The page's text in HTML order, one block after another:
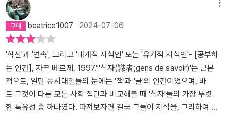
로 인정한 것이다. 그들의 수는 꾸준히 늘어났고, 사회적 영향력도 증
대했다. 하지만 그만큼 그들을 강하게 구속하는 교회와 정치에 맞서
야 했고, 그들 안으로 점점 더 깊이 편입되었다. 식자층의 ‘정치화’는
인상적이면서도, 그들의 한계를 드러내고 있다고 베르제는 말한다.
배움의 역사는 개혁의 역사다. 그런데 무엇을 위한 개혁인가? 책의 한
장에 “지식과 권력”이라는 제목을 붙인 베르제는 권력자들의 압력뿐
아니라 식자들의 욕심도 놓치지 않는다. 현대처럼 이상과 현실이, 이
데올로기와 이해득실이 뒤얽혀 있다. 중세의 중세인들도 그들 자신을
가리킬 때 “우리, 현대인들”이라고 말했다고 한다. 서유럽과 중세라
beatrice1007 2024-07-06
'혁신'과 '연속', 그리고 '매개적 지식인' 또는 '유기적 지식인'- [공부하
는 인간], 자크 베르제, 1997."'식자(識者;gens de savoir)'는 근본
적으로, 일단 동시대인들의 눈에는 '책'과 '글'의 인간이었으며, 바
로 그것이 다른 모든 사회 집단과 비교해볼 때 '식자'들의 가장 뚜렷
한 특유성 중 하나였다. 따져보자면 결국 그들이 지식을, 그리하여 자